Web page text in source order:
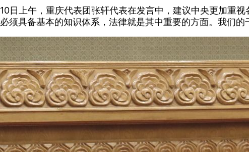
10日上午，重庆代表团张轩代表在发言中，建议中央更加重
必须具备基本的知识体系，法律就是其中重要的方面。我们